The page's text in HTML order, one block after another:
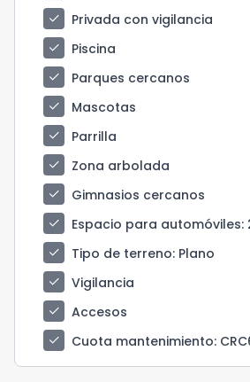
check
Privada con vigilancia
check
Piscina
check
Parques cercanos
check
Mascotas
check
Parrilla
check
Zona arbolada
check
Gimnasios cercanos
check
Espacio para automóviles:
check
Tipo de terreno: Plano
check
Vigilancia
check
Accesos
check
Cuota mantenimiento: